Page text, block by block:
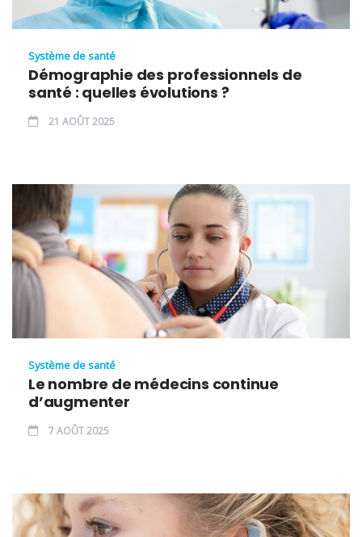
Système de santé
Démographie des professionnels de
santé : quelles évolutions ?
21 AOÛT 2025
Système de santé
Le nombre de médecins continue
d’augmenter
7 AOÛT 2025